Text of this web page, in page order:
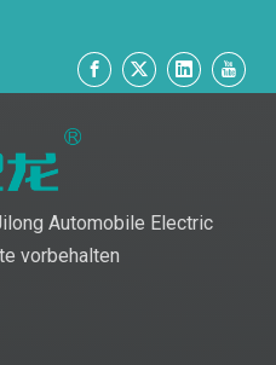
Automobile Electric
vorbehalten